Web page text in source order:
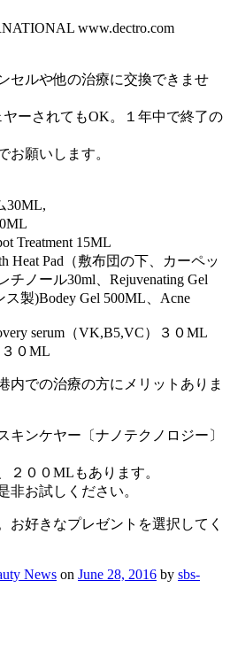
www.dectro.com
セルや他の治療に交換できませ
ーされてもOK。１年中で終了の
お願いします。
Treatment 15ML
Heat Pad（敷布団の下、カーペッ
チノール30ml、Rejuvenating Gel
製)Bodey Gel 500ML、Acne
serum（VK,B5,VC）３０ML
０ML
内での治療の方にメリットありま
キンケヤー〔ナノテクノロジー〕
２００MLもあります。
非お試しください。
お好きなプレゼントを選択してく
News on June 28, 2016 by sbs-